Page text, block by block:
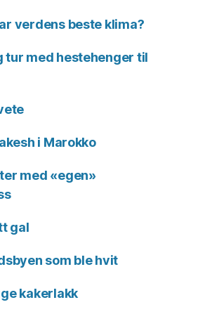
verdens beste klima?
tur med hestehenger til
i Marokko
med «egen»
gal
som ble hvit
kakerlakk